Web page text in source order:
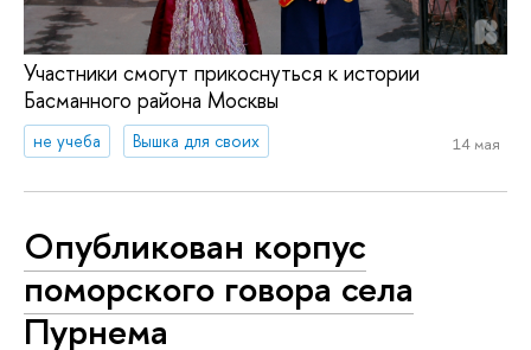
Участники смогут прикоснуться к истории
Басманного района Москвы
не учеба Вышка для своих 14 мая
Опубликован корпус
поморского говора села
Пурнема